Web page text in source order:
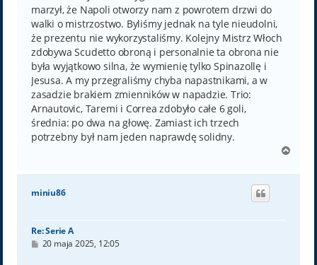
marzył, że Napoli otworzy nam z powrotem drzwi do
walki o mistrzostwo. Byliśmy jednak na tyle nieudolni,
że prezentu nie wykorzystaliśmy. Kolejny Mistrz Włoch
zdobywa Scudetto obroną i personalnie ta obrona nie
była wyjątkowo silna, że wymienię tylko Spinazollę i
Jesusa. A my przegraliśmy chyba napastnikami, a w
zasadzie brakiem zmienników w napadzie. Trio:
Arnautovic, Taremi i Correa zdobyło całe 6 goli,
średnia: po dwa na głowę. Zamiast ich trzech
potrzebny był nam jeden naprawdę solidny.
g
miniu86
Re: Serie A
P20 maja 2025, 12:05